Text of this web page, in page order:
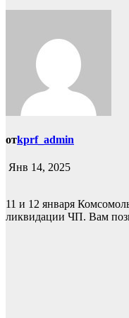
отkprf_admin
Янв 14, 2025
11 и 12 января
ликвидации ЧП. Вам